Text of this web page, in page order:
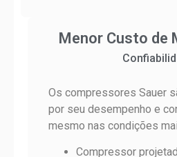
Menor Custo de
Os compressores Sauer
por seu desempenho e
mesmo nas condições
Compressor